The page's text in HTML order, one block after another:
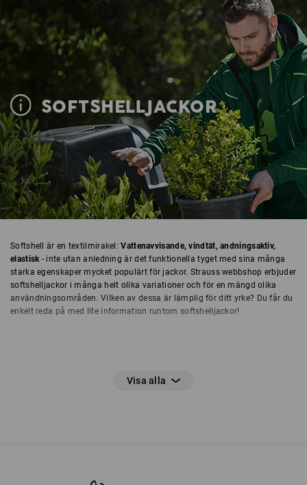
SOFTSHELLJACKOR
Softshell är en textilmirakel:Vattenavvisande, vindtät, andningsaktiv,
elastisk - inte utan anledning är det funktionella tyget med sina många
starka egenskaper mycket populärt för jackor. Strauss webbshop erbjuder
softshelljackor i många helt olika variationer och för en mängd olika
användningsområden. Vilken av dessa är lämplig för ditt yrke? Du får du
enkelt reda på med lite information runtom softshelljackor!
Softshell – vad är det egentligen?
för handfast action på arbetsplatsen!